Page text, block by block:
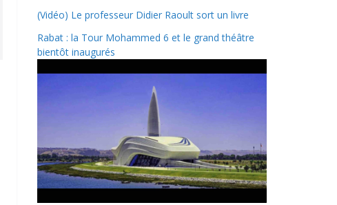
(Vidéo) Le professeur Didier Raoult sort un livre
Rabat : la Tour Mohammed 6 et le grand théâtre
bientôt inaugurés